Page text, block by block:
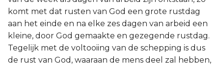
komt met dat rusten van God een grote rustdag
aan het einde en na elke zes dagen van arbeid een
kleine, door God gemaakte en gezegende rustdag.
Tegelijk met de voltooiing van de schepping is dus
de rust van God, waaraan de mens deel zal hebben,